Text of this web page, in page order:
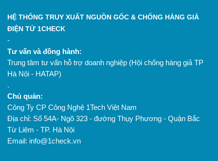
HỆ THỐNG TRUY XUẤT NGUỒN GỐC & CHỐNG HÀNG GIẢ
ĐIỆN TỬ 1CHECK
-
Tư vấn và đồng hành:
Trung tâm tư vấn hỗ trợ doanh nghiệp (Hội chống hàng giả TP
Hà Nội - HATAP)
.
Chủ quản:
Công Ty CP Công Nghệ 1Tech Việt Nam
Địa chỉ: Số 54A- Ngõ 323 - đường Thụy Phương - Quận Bắc
Từ Liêm - TP. Hà Nội
Email: info@1check.vn